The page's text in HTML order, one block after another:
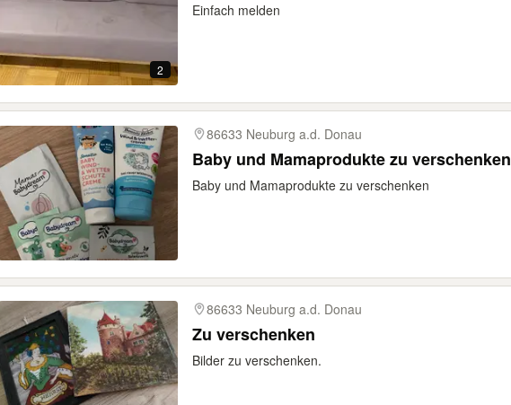
2
Einfach melden
86633 Neuburg a.d. Donau
Baby und Mamaprodukte zu verschenken
Baby und Mamaprodukte zu verschenken
86633 Neuburg a.d. Donau
Zu verschenken
Bilder zu verschenken.